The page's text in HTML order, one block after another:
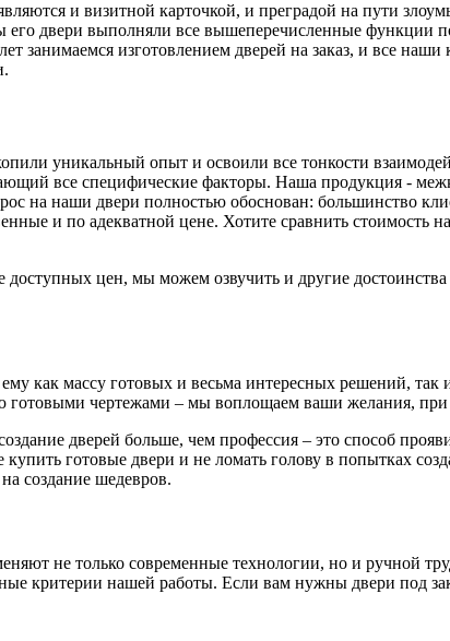
и визитной карточкой, и преградой на пути
его двери выполняли все вышеперечисленные
занимаемся изготовлением дверей на заказ, и все
уникальный опыт и освоили все тонкости
все специфические факторы. Наша продукция -
на наши двери полностью обоснован: большинство
и по адекватной цене. Хотите сравнить
цен, мы можем озвучить и другие
как массу готовых и весьма интересных решений, так
чертежами – мы воплощаем ваши желания, при
дверей больше, чем профессия – это способ
готовые двери и не ломать голову в попытках
создание шедевров.
не только современные технологии, но и ручной
критерии нашей работы. Если вам нужны двери под